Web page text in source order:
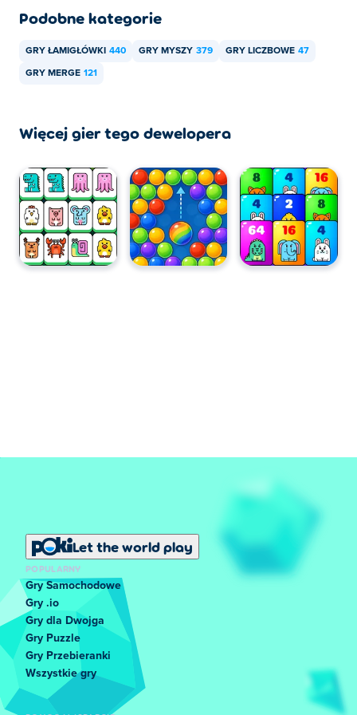
Podobne kategorie
GRY ŁAMIGŁÓWKI 440 GRY MYSZY 379 GRY LICZBOWE 47
GRY MERGE 121
Więcej gier tego dewelopera
Let the world play
POPULARNY
Gry Samochodowe
Gry .io
Gry dla Dwojga
Gry Puzzle
Gry Przebieranki
Wszystkie gry